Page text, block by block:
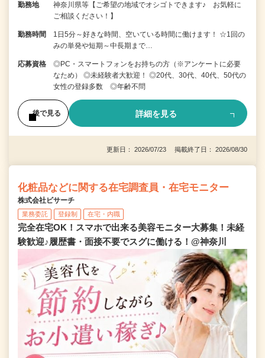
勤務地
神奈川県等【ご希望の地域でオシゴトできます♪ お気軽に
ご相談ください！】
勤務時間
1日5分～好きな時間、空いている時間に働けます！ ☆1回の
みの単発や短期～中長期まで…
応募資格
◎PC・スマートフォンをお持ちの方（※アンケートに必要
なため） ◎未経験者大歓迎！ ◎20代、30代、40代、50代の
女性の登録多数 ◎年齢不問
後で見る 詳細を見る
更新日： 2026/07/23 掲載終了日： 2026/08/30
化粧品などに関する在宅調査員・在宅モニター
株式会社ビサーチ
業務委託 登録制 在宅・内職
完全在宅OK！スマホで出来る美容モニター大募集！未経
験歓迎♪履歴書・面接不要でスグに働ける！@神奈川